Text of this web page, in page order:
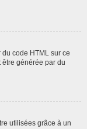
du code HTML sur ce
générée par du
utilisées grâce à un